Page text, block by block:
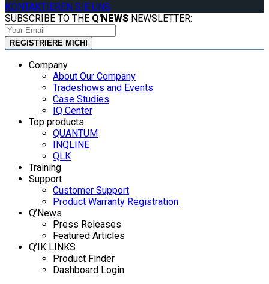
KONTAKTIEREN SIE UNS
SUBSCRIBE TO THE Q'NEWS NEWSLETTER:
Company
About Our Company
Tradeshows and Events
Case Studies
IQ Center
Top products
QUANTUM
INQLINE
QLK
Training
Support
Customer Support
Product Warranty Registration
Q’News
Press Releases
Featured Articles
Q’IK LINKS
Product Finder
Dashboard Login